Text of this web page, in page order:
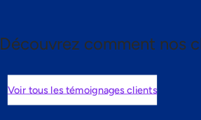
Découvrez comment nos
Voir tous les témoignages clients